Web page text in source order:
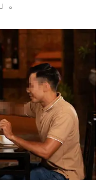
。